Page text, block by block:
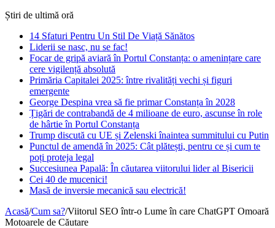
Știri de ultimă oră
14 Sfaturi Pentru Un Stil De Viață Sănătos
Liderii se nasc, nu se fac!
Focar de gripă aviară în Portul Constanța: o amenințare care
cere vigilență absolută
Primăria Capitalei 2025: între rivalități vechi și figuri
emergente
George Despina vrea să fie primar Constanța în 2028
Țigări de contrabandă de 4 milioane de euro, ascunse în role
de hârtie în Portul Constanța
Trump discută cu UE și Zelenski înaintea summitului cu Putin
Punctul de amendă în 2025: Cât plătești, pentru ce și cum te
poți proteja legal
Succesiunea Papală: În căutarea viitorului lider al Bisericii
Cei 40 de mucenici!
Masă de inversie mecanică sau electrică!
Acasă/Cum sa?/Viitorul SEO într-o Lume în care ChatGPT Omoară
Motoarele de Căutare